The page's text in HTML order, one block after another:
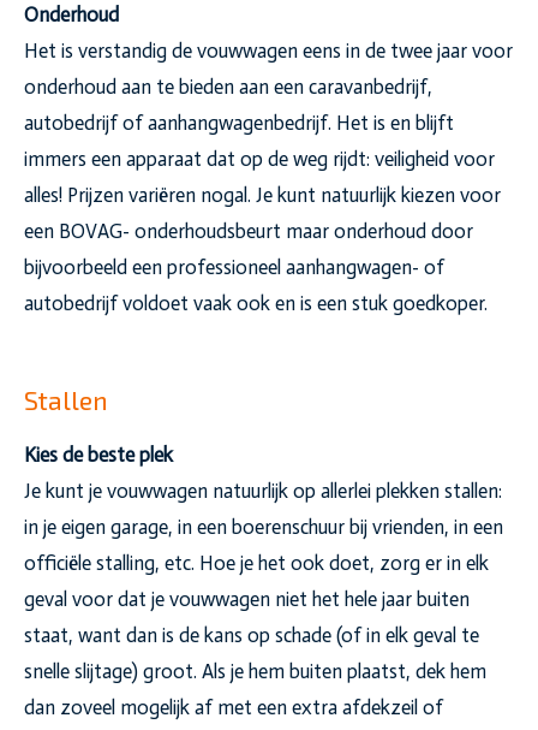
Onderhoud
Het is verstandig de vouwwagen eens in de twee jaar voor
onderhoud aan te bieden aan een caravanbedrijf,
autobedrijf of aanhangwagenbedrijf. Het is en blijft
immers een apparaat dat op de weg rijdt: veiligheid voor
alles! Prijzen variëren nogal. Je kunt natuurlijk kiezen voor
een BOVAG- onderhoudsbeurt maar onderhoud door
bijvoorbeeld een professioneel aanhangwagen- of
autobedrijf voldoet vaak ook en is een stuk goedkoper.
Stallen
Kies de beste plek
Je kunt je vouwwagen natuurlijk op allerlei plekken stallen:
in je eigen garage, in een boerenschuur bij vrienden, in een
officiële stalling, etc. Hoe je het ook doet, zorg er in elk
geval voor dat je vouwwagen niet het hele jaar buiten
staat, want dan is de kans op schade (of in elk geval te
snelle slijtage) groot. Als je hem buiten plaatst, dek hem
dan zoveel mogelijk af met een extra afdekzeil of